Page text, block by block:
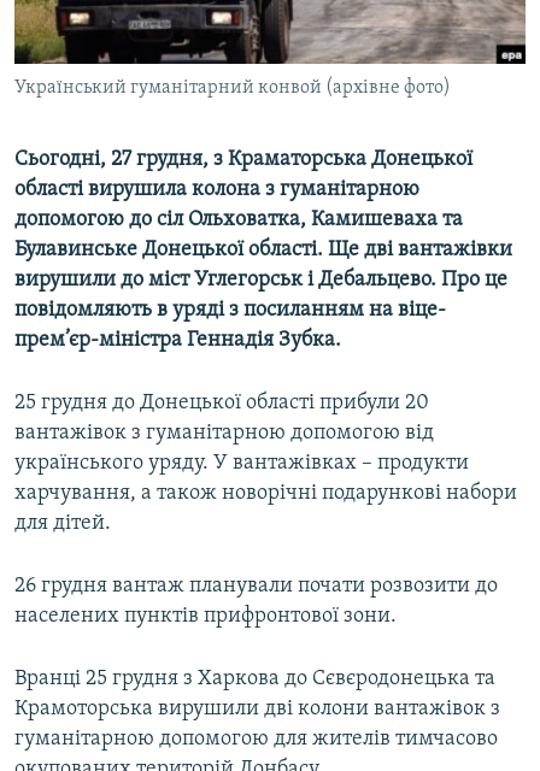
СВІДЧЕННЯ ОКУПАЦІЇ
УКРАЇНСЬКА ПРОБЛЕМА КРИМУ
ІНФОГРАФІКА
Qırımtatar
ДОЛУЧАЙСЯ!
Усі сайти RFE/RL
Український гуманітарний конвой (архівне фото)
Сьогодні, 27 грудня, з Краматорська Донецької
області вирушила колона з гуманітарною
допомогою до сіл Ольховатка, Камишеваха та
Булавинське Донецької області. Ще дві вантажівки
вирушили до міст Углегорськ і Дебальцево. Про це
повідомляють в уряді з посиланням на віце-
прем’єр-міністра Геннадія Зубка.
25 грудня до Донецької області прибули 20
вантажівок з гуманітарною допомогою від
українського уряду. У вантажівках – продукти
харчування, а також новорічні подарункові набори
для дітей.
26 грудня вантаж планували почати розвозити до
населених пунктів прифронтової зони.
Вранці 25 грудня з Харкова до Сєвєродонецька та
Крамоторська вирушили дві колони вантажівок з
гуманітарною допомогою для жителів тимчасово